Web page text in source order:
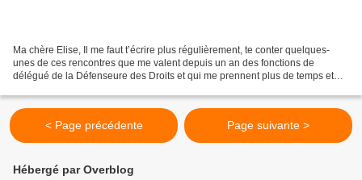
Ma chère Elise, Il me faut t’écrire plus régulièrement, te conter quelques-
unes de ces rencontres que me valent depuis un an des fonctions de
délégué de la Défenseure des Droits et qui me prennent plus de temps et
< Page précédente Page suivante >
Hébergé par Overblog